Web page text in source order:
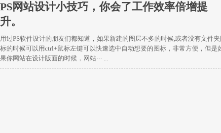
PS网站设计小技巧，你会了工作效率倍增提
升。
用过PS软件设计的朋友们都知道，如果新建的图层不多的时候,或者没有文件
标的时候可以用ctrl+鼠标左键可以快速选中自动想要的图标，非常方便，但是
果你网站在设计版面的时候，网站··· ...